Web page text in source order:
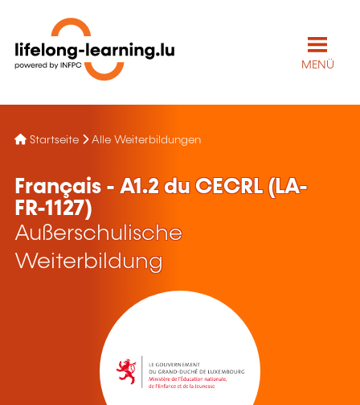
MENÜ
Startseite Alle Weiterbildungen
Français - A1.2 du CECRL (LA-
FR-1127)
Außerschulische
Weiterbildung